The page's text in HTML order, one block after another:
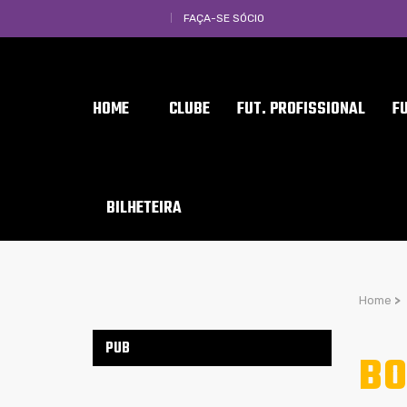
FAÇA-SE SÓCIO
HOME CLUBE FUT. PROFISSIONAL
BILHETEIRA
Home >
PUB